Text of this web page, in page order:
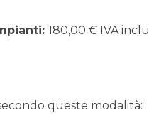
: 180,00 € IVA
queste modalità: